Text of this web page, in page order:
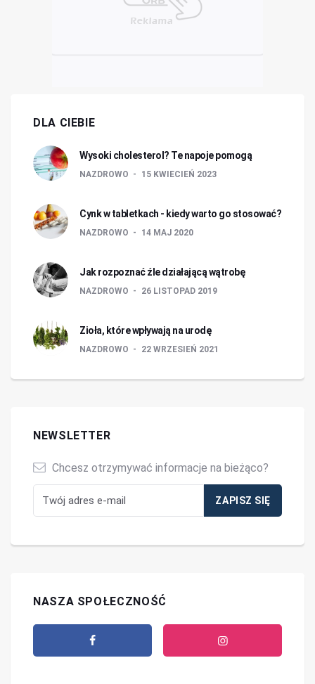
DLA CIEBIE
Wysoki cholesterol? Te napoje pomogą
NAZDROWO 15 KWIECIEŃ 2023
Cynk w tabletkach - kiedy warto go stosować?
NAZDROWO 14 MAJ 2020
Jak rozpoznać źle działającą wątrobę
NAZDROWO 26 LISTOPAD 2019
Zioła, które wpływają na urodę
NAZDROWO 22 WRZESIEŃ 2021
NEWSLETTER
Chcesz otrzymywać informacje na bieżąco?
NASZA SPOŁECZNOŚĆ